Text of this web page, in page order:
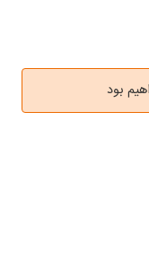
بود